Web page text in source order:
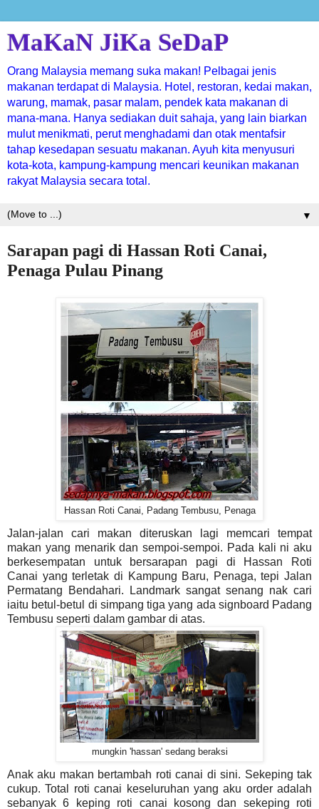
MaKaN JiKa SeDaP
Orang Malaysia memang suka makan! Pelbagai jenis
makanan terdapat di Malaysia. Hotel, restoran, kedai makan,
warung, mamak, pasar malam, pendek kata makanan di
mana-mana. Hanya sediakan duit sahaja, yang lain biarkan
mulut menikmati, perut menghadami dan otak mentafsir
tahap kesedapan sesuatu makanan. Ayuh kita menyusuri
kota-kota, kampung-kampung mencari keunikan makanan
rakyat Malaysia secara total.
▼
Sarapan pagi di Hassan Roti Canai,
Penaga Pulau Pinang
Hassan Roti Canai, Padang Tembusu, Penaga
Jalan-jalan cari makan diteruskan lagi memcari tempat
makan yang menarik dan sempoi-sempoi. Pada kali ni aku
berkesempatan untuk bersarapan pagi di Hassan Roti
Canai yang terletak di Kampung Baru, Penaga, tepi Jalan
Permatang Bendahari. Landmark sangat senang nak cari
iaitu betul-betul di simpang tiga yang ada signboard Padang
Tembusu seperti dalam gambar di atas.
mungkin 'hassan' sedang beraksi
Anak aku makan bertambah roti canai di sini. Sekeping tak
cukup. Total roti canai keseluruhan yang aku order adalah
sebanyak 6 keping roti canai kosong dan sekeping roti